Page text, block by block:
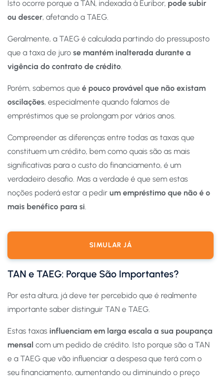
Isto ocorre porque a TAN, indexada à Euribor, pode subir
ou descer, afetando a TAEG.
Geralmente, a TAEG é calculada partindo do pressuposto
que a taxa de juro se mantém inalterada durante a
vigência do contrato de crédito.
Porém, sabemos que é pouco provável que não existam
oscilações, especialmente quando falamos de
empréstimos que se prolongam por vários anos.
Compreender as diferenças entre todas as taxas que
constituem um crédito, bem como quais são as mais
significativas para o custo do financiamento, é um
verdadeiro desafio. Mas a verdade é que sem estas
noções poderá estar a pedir um empréstimo que não é o
mais benéfico para si.
SIMULAR JÁ
TAN e TAEG: Porque São Importantes?
Por esta altura, já deve ter percebido que é realmente
importante saber distinguir TAN e TAEG.
Estas taxas influenciam em larga escala a sua poupança
mensal com um pedido de crédito. Isto porque são a TAN
e a TAEG que vão influenciar a despesa que terá com o
seu financiamento, aumentando ou diminuindo o preço